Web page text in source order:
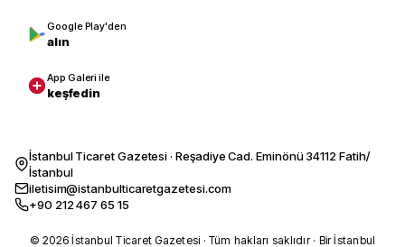
Google Play'den
alın
App Galeri ile
keşfedin
İstanbul Ticaret Gazetesi · Reşadiye Cad. Eminönü 34112 Fatih/
İstanbul
iletisim@istanbulticaretgazetesi.com
+90 212 467 65 15
© 2026 İstanbul Ticaret Gazetesi · Tüm hakları saklıdır · Bir İstanbul